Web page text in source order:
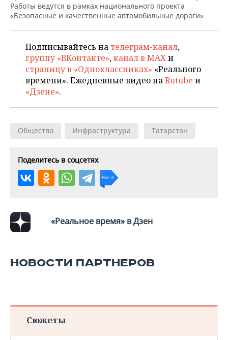
Работы ведутся в рамках национального проекта
«Безопасные и качественные автомобильные дороги».
Подписывайтесь на телеграм-канал,
группу «ВКонтакте»,канал в MAXи
страницу в «Одноклассниках» «Реального
времени». Ежедневные видео наRutube и
«Дзене».
Общество Инфраструктура Татарстан
Поделитесь в соцсетях
«Реальное время» в Дзен
НОВОСТИ ПАРТНЕРОВ
Сюжеты